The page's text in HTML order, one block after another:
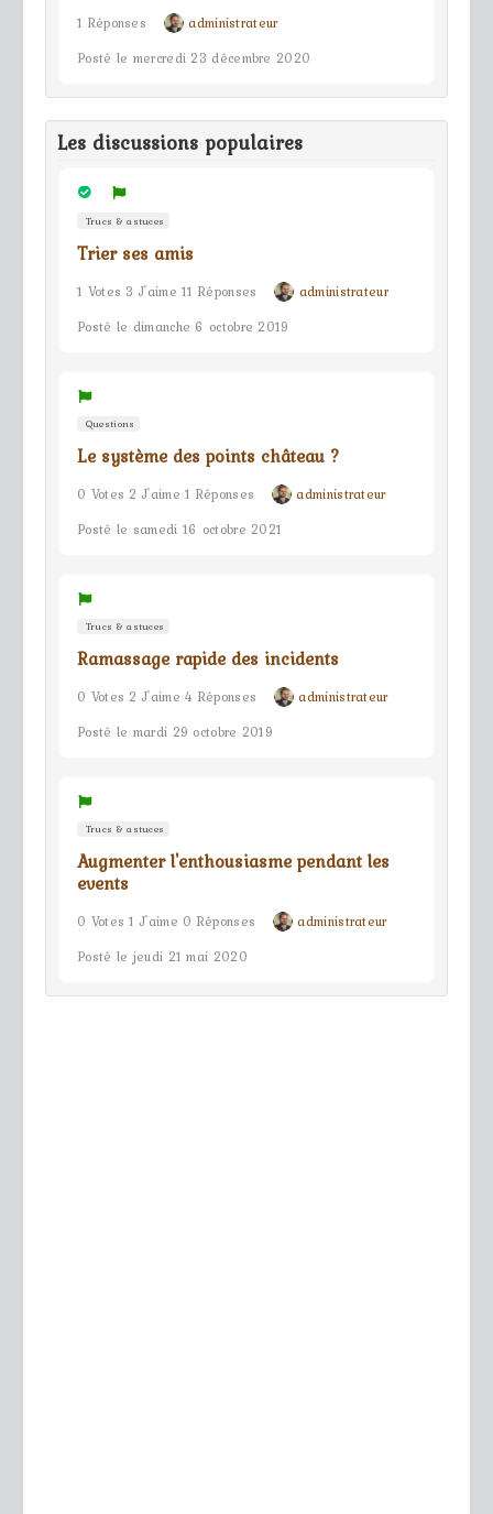
1 Réponses
administrateur
Posté le mercredi 23 décembre 2020
Les discussions populaires
Trucs & astuces
Trier ses amis
1 Votes 3 J'aime 11 Réponses
administrateur
Posté le dimanche 6 octobre 2019
Questions
Le système des points château ?
0 Votes 2 J'aime 1 Réponses
administrateur
Posté le samedi 16 octobre 2021
Trucs & astuces
Ramassage rapide des incidents
0 Votes 2 J'aime 4 Réponses
administrateur
Posté le mardi 29 octobre 2019
Trucs & astuces
Augmenter l'enthousiasme pendant les
events
0 Votes 1 J'aime 0 Réponses
administrateur
Posté le jeudi 21 mai 2020